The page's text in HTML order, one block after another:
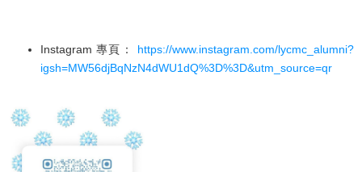
Instagram 專頁： https://www.instagram.com/lycmc_alumni?
igsh=MW56djBqNzN4dWU1dQ%3D%3D&utm_source=qr